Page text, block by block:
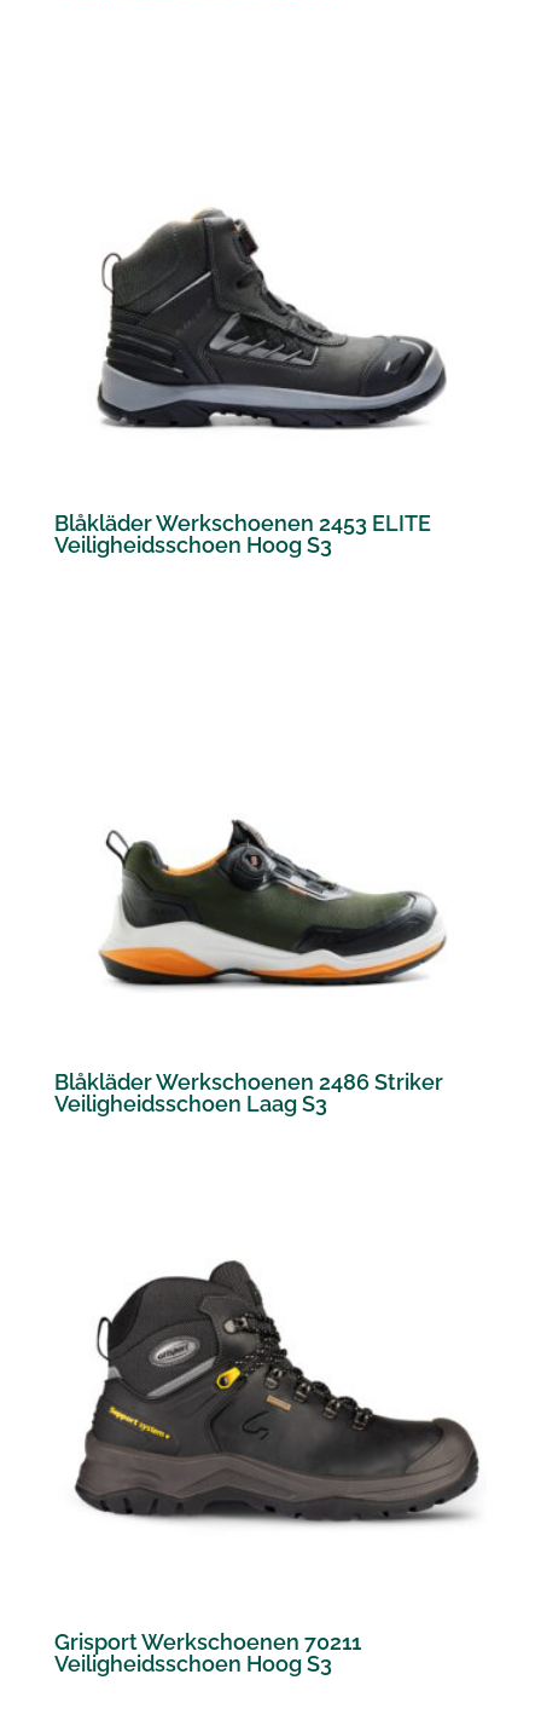
Blåkläder Werkschoenen 2453 ELITE
Veiligheidsschoen Hoog S3
Blåkläder Werkschoenen 2486 Striker
Veiligheidsschoen Laag S3
Grisport Werkschoenen 70211
Veiligheidsschoen Hoog S3